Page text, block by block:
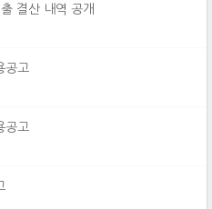
결산 내역 공개
공고
공고